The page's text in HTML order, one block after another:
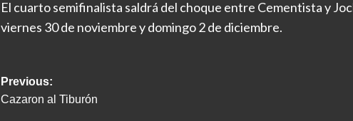
El cuarto semifinalista saldrá del choque entre Cementista y
viernes 30 de noviembre y domingo 2 de diciembre.
Post
navigation
Previous:
Cazaron al Tiburón